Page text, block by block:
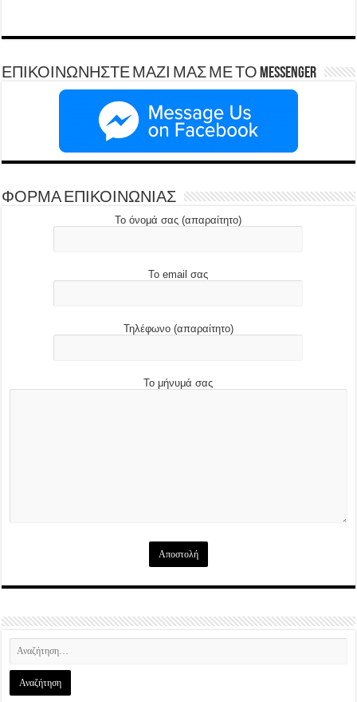
ΕΠΙΚΟΙΝΩΝΗΣΤΕ ΜΑΖΙ ΜΑΣ ΜΕ ΤΟ Messenger
ΦΟΡΜΑ ΕΠΙΚΟΙΝΩΝΙΑΣ
Το όνομά σας (απαραίτητο)
Το email σας
Τηλέφωνο (απαραίτητο)
Το μήνυμά σας